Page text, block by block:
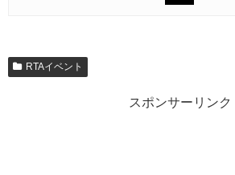
RTAイベント
スポンサーリンク